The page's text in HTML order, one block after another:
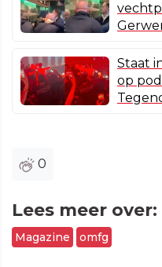
Staat
op
0
Lees meer over:
Magazine omfg